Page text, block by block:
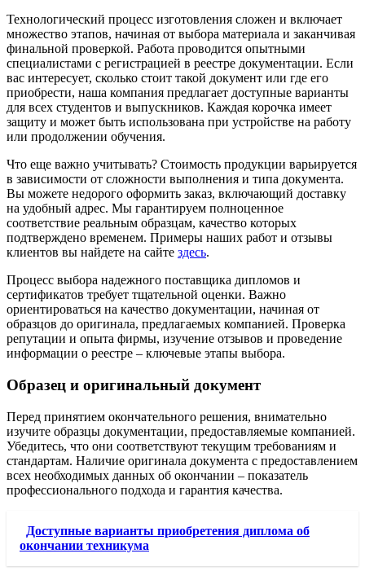
Технологический процесс изготовления сложен и включает
множество этапов, начиная от выбора материала и заканчивая
финальной проверкой. Работа проводится опытными
специалистами с регистрацией в реестре документации. Если
вас интересует, сколько стоит такой документ или где его
приобрести, наша компания предлагает доступные варианты
для всех студентов и выпускников. Каждая корочка имеет
защиту и может быть использована при устройстве на работу
или продолжении обучения.
Что еще важно учитывать? Стоимость продукции варьируется
в зависимости от сложности выполнения и типа документа.
Вы можете недорого оформить заказ, включающий доставку
на удобный адрес. Мы гарантируем полноценное
соответствие реальным образцам, качество которых
подтверждено временем. Примеры наших работ и отзывы
клиентов вы найдете на сайте здесь.
Процесс выбора надежного поставщика дипломов и
сертификатов требует тщательной оценки. Важно
ориентироваться на качество документации, начиная от
образцов до оригинала, предлагаемых компанией. Проверка
репутации и опыта фирмы, изучение отзывов и проведение
информации о реестре – ключевые этапы выбора.
Образец и оригинальный документ
Перед принятием окончательного решения, внимательно
изучите образцы документации, предоставляемые компанией.
Убедитесь, что они соответствуют текущим требованиям и
стандартам. Наличие оригинала документа с предоставлением
всех необходимых данных об окончании – показатель
профессионального подхода и гарантия качества.
Доступные варианты приобретения диплома об
окончании техникума